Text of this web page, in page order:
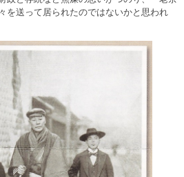
を送って居られたのではないかと思われ